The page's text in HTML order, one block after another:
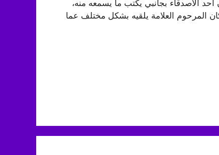
الأصدقاء بجانبي يكتب ما يسمعه منه،
المرحوم العلامة يلقيه بشكل مختلف عما